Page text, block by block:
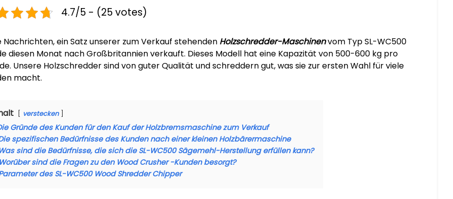
4.7/5 - (25 votes)
Nachrichten, ein Satz unserer zum Verkauf stehenden Holzschredder-Maschinenvom Typ SL-WC500
diesen Monat nach Großbritannien verkauft. Dieses Modell hat eine Kapazität von 500-600 kg pro
Unsere Holzschredder sind von guter Qualität und schreddern gut, was sie zur ersten Wahl für viele
macht.
verstecken
Gründe des Kunden für den Kauf der Holzbremsmaschine zum Verkauf
spezifischen Bedürfnisse des Kunden nach einer kleinen Holzbärermaschine
sind die Bedürfnisse, die sich die SL-WC500 Sägemehl-Herstellung erfüllen kann?
sind die Fragen zu den Wood Crusher -Kunden besorgt?
des SL-WC500 Wood Shredder Chipper